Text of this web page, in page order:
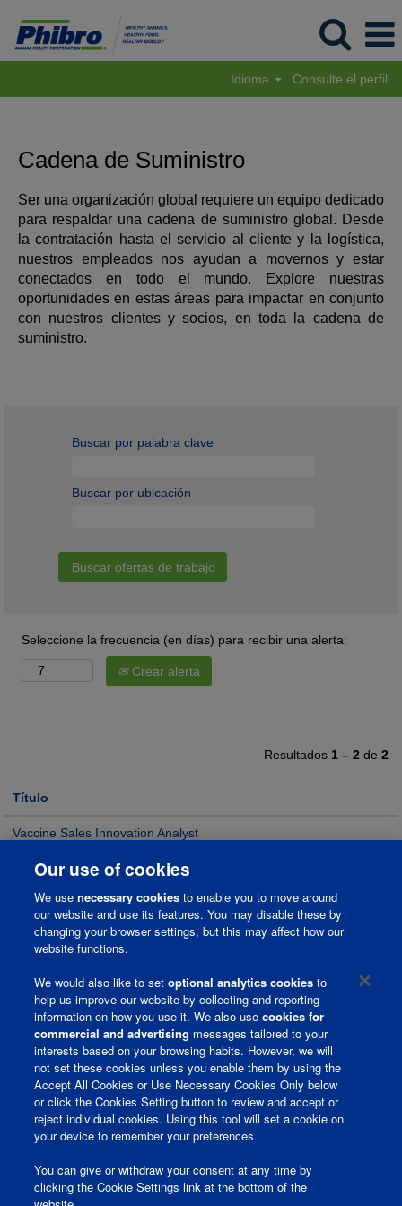
Idioma Consulte el perfil
es_ES
Cadena de Suministro
Ser una organización global requiere un equipo dedicado
para respaldar una cadena de suministro global. Desde
la contratación hasta el servicio al cliente y la logística,
nuestros empleados nos ayudan a movernos y estar
conectados en todo el mundo. Explore nuestras
oportunidades en estas áreas para impactar en conjunto
con nuestros clientes y socios, en toda la cadena de
suministro.
Buscar por palabra clave
Buscar por ubicación
Seleccione la frecuencia (en días) para recibir una alerta:
Crear alerta
Resultados 1 – 2 de 2
Título
Vaccine Sales Innovation Analyst
12 jul 2026
Planning, Purchasing and Data Administrative Assistant
Wavre, Brabante Valón, BE
13 jul 2026
Página Corporativa
Comunidad de Talento
Terminos y Condiciones
Política de Privacidad
Our use of cookies
We usenecessary cookies to enable you to move around
our website and use its features. You may disable these by
changing your browser settings, but this may affect how our
website functions.
We would also like to setoptional analytics cookies to
help us improve our website by collecting and reporting
information on how you use it. We also usecookies for
commercial and advertising messages tailored to your
interests based on your browsing habits. However, we will
not set these cookies unless you enable them by using the
Accept All Cookies or Use Necessary Cookies Only below
or click the Cookies Setting button to review and accept or
reject individual cookies. Using this tool will set a cookie on
your device to remember your preferences.
You can give or withdraw your consent at any time by
clicking the Cookie Settings link at the bottom of the